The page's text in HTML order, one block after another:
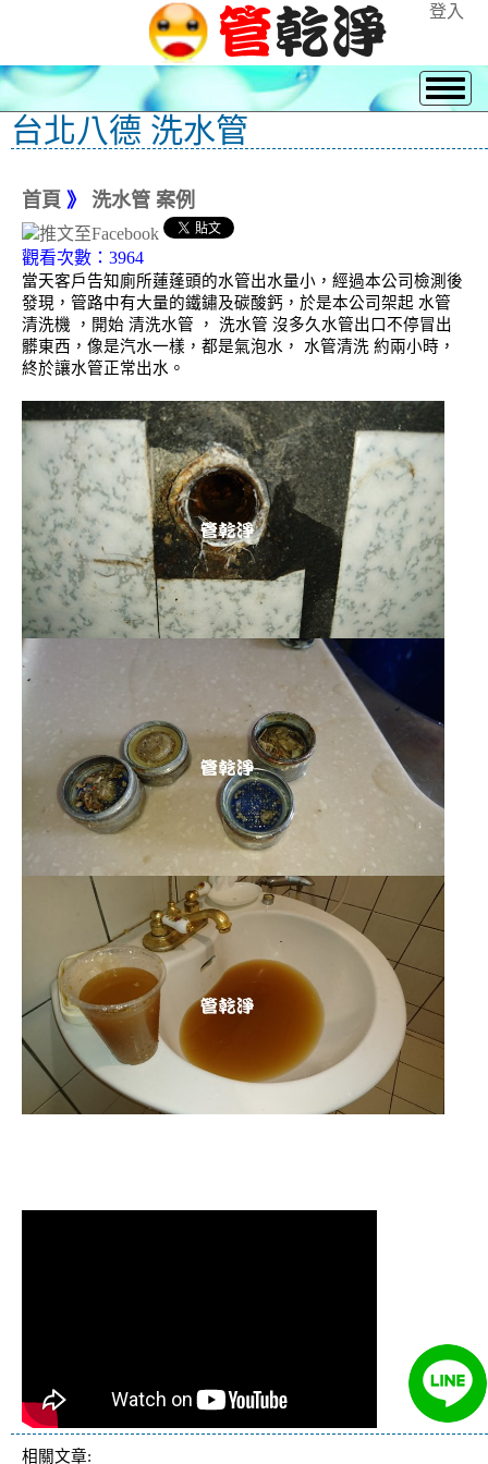
登入
台北八德 洗水管
首頁 》 洗水管 案例
觀看次數：3964
當天客戶告知廁所蓮蓬頭的水管出水量小，經過本公司檢測後
發現，管路中有大量的鐵鏽及碳酸鈣，於是本公司架起 水管
清洗機 ，開始 清洗水管 ， 洗水管 沒多久水管出口不停冒出
髒東西，像是汽水一樣，都是氣泡水， 水管清洗 約兩小時，
終於讓水管正常出水。
相關文章: